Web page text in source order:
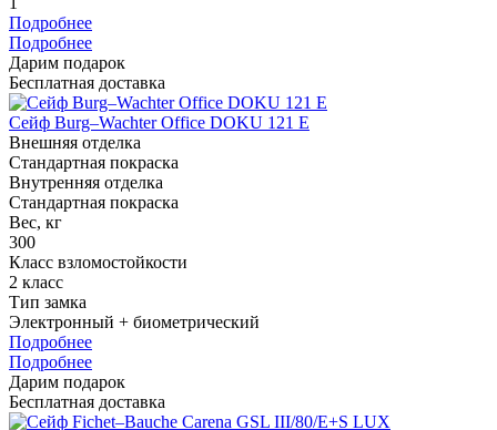
Подробнее
Подробнее
Дарим подарок
Бесплатная доставка
Сейф Burg–Wachter Office DOKU 121 E
Внешняя отделка
Стандартная покраска
Внутренняя отделка
Стандартная покраска
Вес, кг
300
Класс взломостойкости
2 класс
Тип замка
Электронный + биометрический
Подробнее
Подробнее
Дарим подарок
Бесплатная доставка